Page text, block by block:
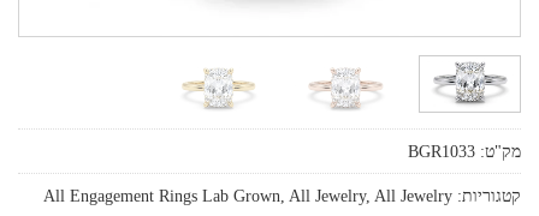
מק"ט: BGR1033
קטגוריות: All Engagement Rings Lab Grown, All Jewelry, All Jewelry